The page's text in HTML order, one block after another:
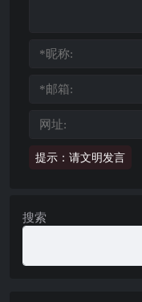
提示：请文明发言
搜索